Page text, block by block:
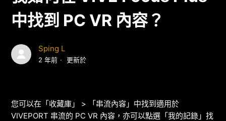
中找到 PC VR 內容？
Sping L
2 年前 更新於
您可以在「收藏庫」 > 「串流內容」中找到適用於
VIVEPORT 串流的 PC VR 內容，亦可以點選「我的記錄」找